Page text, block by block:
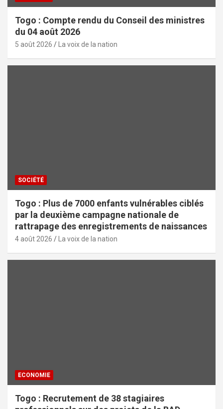
Togo : Compte rendu du Conseil des ministres
du 04 août 2026
5 août 2026 La voix de la nation
SOCIÉTÉ
Togo : Plus de 7000 enfants vulnérables ciblés
par la deuxième campagne nationale de
rattrapage des enregistrements de naissances
4 août 2026 La voix de la nation
ECONOMIE
Togo : Recrutement de 38 stagiaires